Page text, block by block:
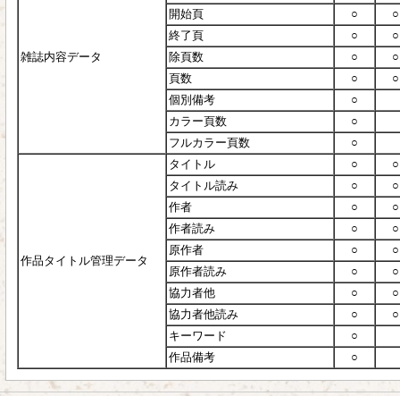
雑誌内容データ
開始頁
○
○
終了頁
○
○
除頁数
○
○
頁数
○
○
個別備考
○
カラー頁数
○
フルカラー頁数
○
作品タイトル管理データ
タイトル ○
○
タイトル読み
○
○
作者
○
○
作者読み
○
○
原作者
○
○
原作者読み
○
○
協力者他
○
○
協力者他読み
○
○
キーワード
○
作品備考
○